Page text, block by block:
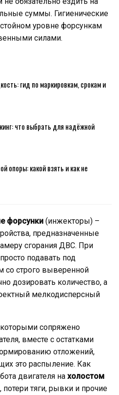
суммы. Гигиенические
уровне форсункам
силами.
гид по маркировкам, срокам и
что выбрать для надёжной
опоры: какой взять и как не
форсунки (инжекторы) –
предназначенные
сгорания ДВС. При
подавать под
строго выверенной
дозировать количество, а
мелкодисперсный
сопряжено
вместе с остатками
отложений,
это распыление. Как
двигателя на холостом
тяги, рывки и прочие